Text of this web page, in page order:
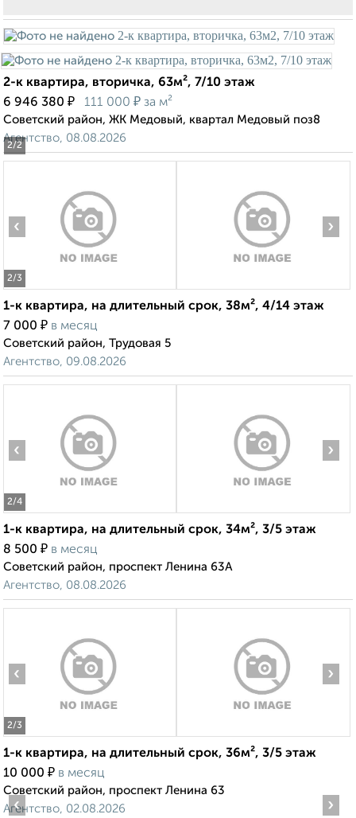
2/2
2-к квартира, вторичка, 63м², 7/10 этаж
6 946 380 ₽ 111 000 ₽ за м²
Советский район, ЖК Медовый, квартал Медовый поз8
Агентство, 08.08.2026
2/3
‹ ›
1-к квартира, на длительный срок, 38м², 4/14 этаж
7 000 ₽ в месяц
Советский район, Трудовая 5
Агентство, 09.08.2026
2/4
‹ ›
1-к квартира, на длительный срок, 34м², 3/5 этаж
8 500 ₽ в месяц
Советский район, проспект Ленина 63А
Агентство, 08.08.2026
2/3
‹ ›
1-к квартира, на длительный срок, 36м², 3/5 этаж
10 000 ₽ в месяц
Советский район, проспект Ленина 63
Агентство, 02.08.2026
‹ ›